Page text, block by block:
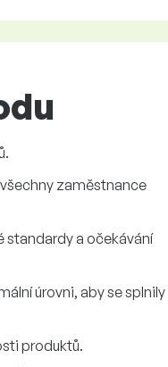
zaměstnance
standardy a očekávání
úrovni, aby se splnily
produktů.